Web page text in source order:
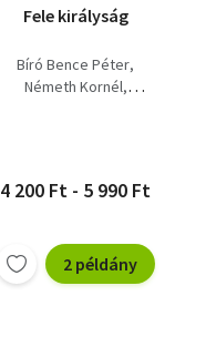
Fele királyság
Bíró Bence Péter
Németh Kornél
4 200 Ft - 5 990 Ft
2 példány